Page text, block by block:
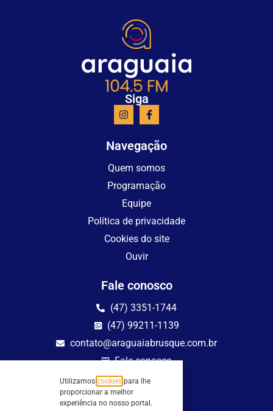
Siga
Navegação
Quem somos
Programação
Equipe
Política de privacidade
Cookies do site
Ouvir
Fale conosco
(47) 3351-1744
(47) 99211-1139
contato@araguaiabrusque.com.br
Fale conosco
Site seguro
Utilizamos cookies para lhe
proporcionar a melhor
experiência no nosso portal.